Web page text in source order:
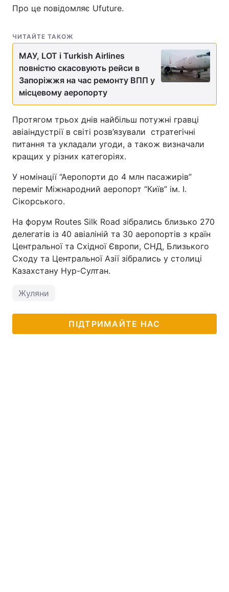
Про це повідомляє Ufuture.
ЧИТАЙТЕ ТАКОЖ
МАУ, LOT і Turkish Airlines
повністю скасовують рейси в
Запоріжжя на час ремонту ВПП у
місцевому аеропорту
Протягом трьох днів найбільш потужні гравці
авіаіндустрії в світі розв’язували стратегічні
питання та укладали угоди, а також визначали
кращих у різних категоріях.
У номінації “Аеропорти до 4 млн пасажирів”
переміг Міжнародний аеропорт “Київ” ім. І.
Сікорського.
На форум Routes Silk Road зібрались близько 270
делегатів із 40 авіаліній та 30 аеропортів з країн
Центральної та Східної Європи, СНД, Близького
Сходу та Центральної Азії зібрались у столиці
Казахстану Нур-Султан.
Жуляни
ПІДТРИМАЙТЕ НАС